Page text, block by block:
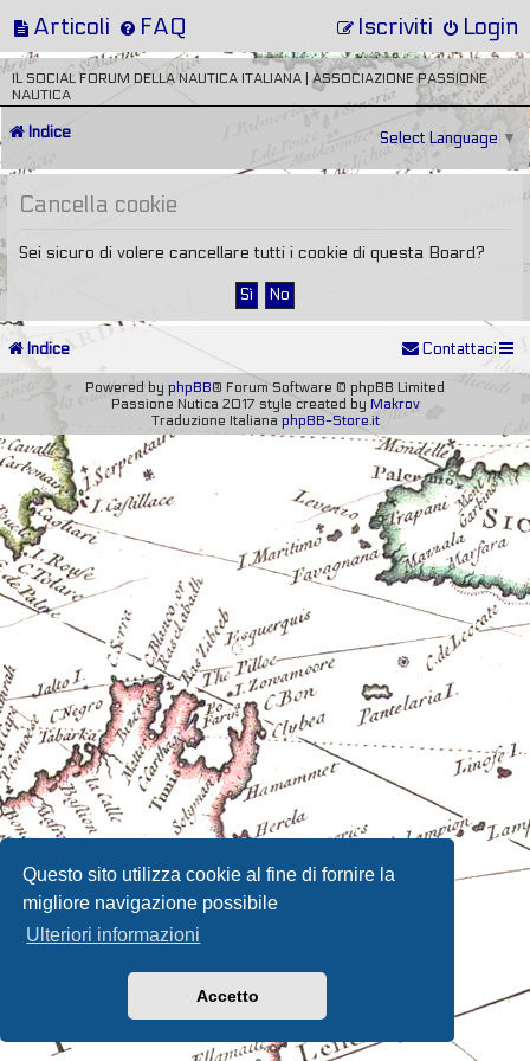
Questo sito utilizza cookie al fine di fornire la
migliore navigazione possibile
Ulteriori informazioni
Accetto
Articoli FAQ Login
Iscriviti
IL SOCIAL FORUM DELLA NAUTICA ITALIANA | ASSOCIAZIONE PASSIONE
NAUTICA
Indice Select Language ▼
Cancella cookie
Sei sicuro di volere cancellare tutti i cookie di questa Board?
Indice Contattaci
Powered by phpBB® Forum Software © phpBB Limited
Passione Nutica 2017 style created by Makrov
Traduzione Italiana phpBB-Store.it